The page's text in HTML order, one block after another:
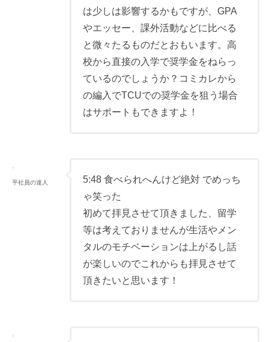
は少しは影響するかもですが、GPA
やエッセー、課外活動などに比べる
と微々たるものだとおもいます。高
校から直接の入学で奨学金をねらっ
ているのでしょうか？コミカレから
の編入でTCUでの奨学金を狙う場合
はサポートもできますよ！
平社員の達人
5:48 食べられへんけど絶対 でめっち
ゃ笑った
初めて拝見させて頂きました、留学
等は考えておりませんが生活やメン
タルのモチベーションは上がるし話
が楽しいのでこれからも拝見させて
頂きたいと思います！